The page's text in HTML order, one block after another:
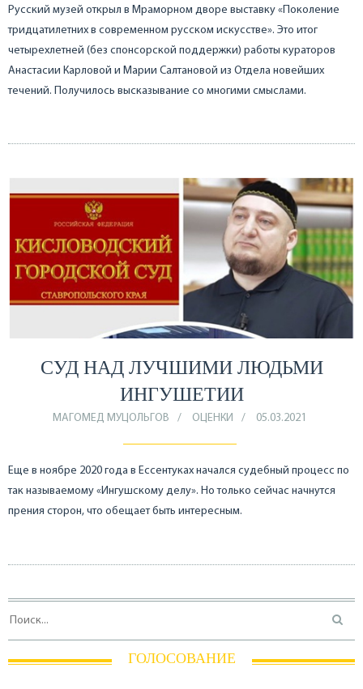
Русский музей открыл в Мраморном дворе выставку «Поколение
тридцатилетних в современном русском искусстве». Это итог
четырехлетней (без спонсорской поддержки) работы кураторов
Анастасии Карловой и Марии Салтановой из Отдела новейших
течений. Получилось высказывание со многими смыслами.
СУД НАД ЛУЧШИМИ ЛЮДЬМИ
ИНГУШЕТИИ
МАГОМЕД МУЦОЛЬГОВ ОЦЕНКИ 05.03.2021
Еще в ноябре 2020 года в Ессентуках начался судебный процесс по
так называемому «Ингушскому делу». Но только сейчас начнутся
прения сторон, что обещает быть интересным.
ГОЛОСОВАНИЕ